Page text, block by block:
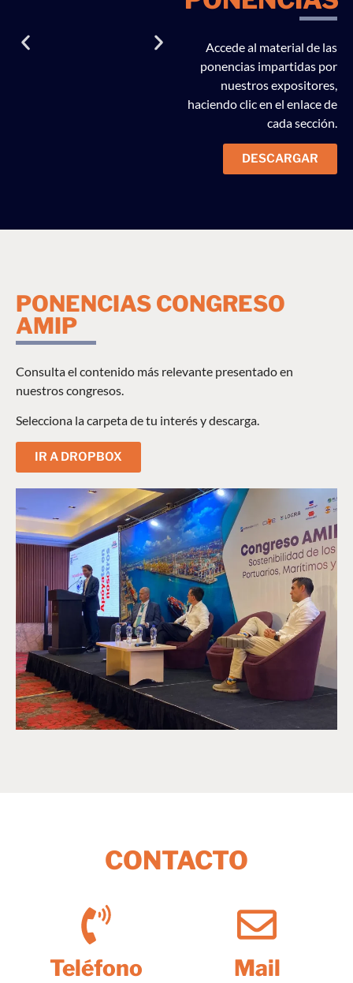
Accede al material de las
ponencias impartidas por
nuestros expositores,
haciendo clic en el enlace de
cada sección.
DESCARGAR
PONENCIAS CONGRESO
AMIP
Consulta el contenido más relevante presentado en
nuestros congresos.
Selecciona la carpeta de tu interés y descarga.
IR A DROPBOX
CONTACTO
Teléfono Mail